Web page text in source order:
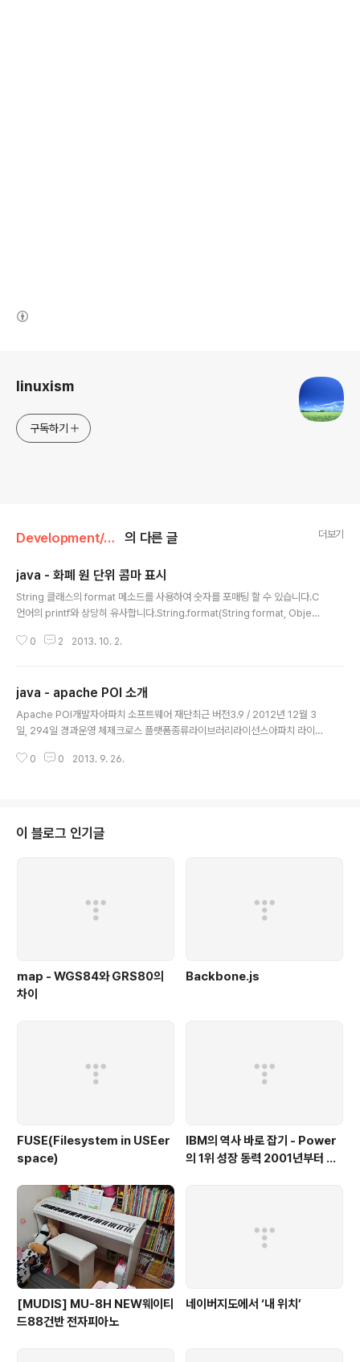
linuxism
구독하기
Development/Java 의 다른 글 더보기
java - 화폐 원 단위 콤마 표시
String 클래스의 format 메소드를 사용하여 숫자를 포매팅 할 수 있습니다.C
언어의 printf와 상당히 유사합니다.String.format(String format, Objec
00000) 포매팅 대상 인자는 하나 이상 될 수 있습니다. 포매팅 지시자는 %로
점%x 16진수%c 문자 Date 타입 변수의 포매팅 유형%tc 날짜와 시간 표시
%tr 시간만 표시%tA 요일 표시%tB 월 표시%td 일 표시 숫자를 표기할때 쉼
표..
0 2 2013. 10. 2.
java - apache POI 소개
Apache POI개발자아파치 소프트웨어 재단최근 버전3.9 / 2012년 12월 3
일, 294일 경과운영 체제크로스 플랫폼종류라이브러리라이선스아파치 라이선
단에서 만든 라이브러리로서 마이크로소프트 오피스 파일 포맷을 순수 자바 언
로 지원 파일 포맷을 늘려가고 있다.목차 [숨기기] 1 역사2 Office Open XM
L 지원3 아키텍처4 같이 ..
0 0 2013. 9. 26.
이 블로그 인기글
map - WGS84와 GRS80의
차이
Backbone.js
FUSE(Filesystem in USEer
space)
IBM의 역사 바로 잡기 - Power
의 1위 성장 동력 2001년부터 가
[MUDIS] MU-8H NEW웨이티
드88건반 전자피아노
네이버지도에서 ‘내 위치’